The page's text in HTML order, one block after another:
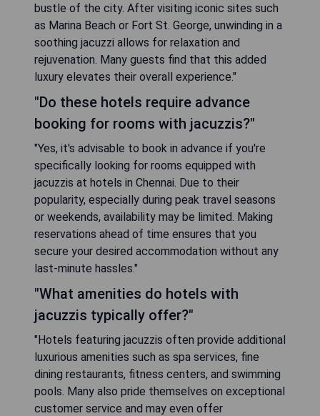
bustle of the city. After visiting iconic sites such
as Marina Beach or Fort St. George, unwinding in a
soothing jacuzzi allows for relaxation and
rejuvenation. Many guests find that this added
luxury elevates their overall experience."
"Do these hotels require advance
booking for rooms with jacuzzis?"
"Yes, it's advisable to book in advance if you're
specifically looking for rooms equipped with
jacuzzis at hotels in Chennai. Due to their
popularity, especially during peak travel seasons
or weekends, availability may be limited. Making
reservations ahead of time ensures that you
secure your desired accommodation without any
last-minute hassles."
"What amenities do hotels with
jacuzzis typically offer?"
"Hotels featuring jacuzzis often provide additional
luxurious amenities such as spa services, fine
dining restaurants, fitness centers, and swimming
pools. Many also pride themselves on exceptional
customer service and may even offer